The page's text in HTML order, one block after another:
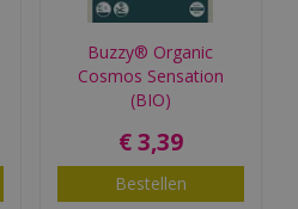
Buzzy® Organic
Cosmos Sensation
(BIO)
€ 3,39
Bestellen